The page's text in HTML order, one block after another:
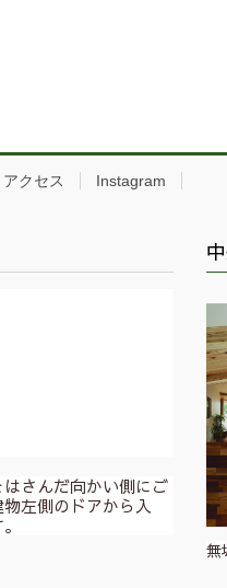
アクセス Instagram
さんだ向かい側にご
左側のドアから入
無